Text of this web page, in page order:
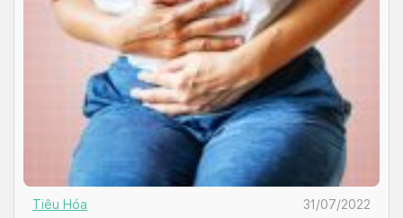
Tiêu Hóa 31/07/2022